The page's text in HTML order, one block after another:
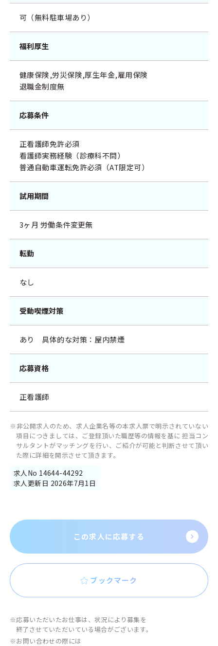
可（無料駐車場あり）
福利厚生
健康保険,労災保険,厚生年金,雇用保険
退職金制度無
応募条件
正看護師免許必須
看護師実務経験（診療科不問）
普通自動車運転免許必須（AT限定可）
試用期間
3ヶ月 労働条件変更無
転勤
なし
受動喫煙対策
あり 具体的な対策：屋内禁煙
応募資格
正看護師
※非公開求人のため、求人企業名等の本求人票で明示されていない
項目につきましては、ご登録頂いた職歴等の情報を基に 担当コン
サルタントがマッチングを行い、ご紹介が可能と判断させて頂い
た際に詳細を開示させて頂きます。
求人No 14644-44292
求人更新日 2026年7月1日
この求人に応募する
ブックマーク
※応募いただいたお仕事は、状況により募集を
終了させていただいている場合がございます。
※お問い合わせの際には